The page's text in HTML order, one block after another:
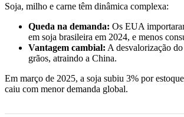
Soja, milho e carne têm dinâmica complexa:
Queda na demanda: Os EUA
em soja brasileira em 2024, e menos
Vantagem cambial: A desvalorização
grãos, atraindo a China.
Em março de 2025, a soja subiu 3% por
caiu com menor demanda global.